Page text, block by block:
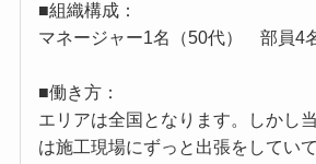
■組織構成：
マネージャー1名（50代） 部員4
■働き方：
エリアは全国となります。しかし
は施工現場にずっと出張をしてい